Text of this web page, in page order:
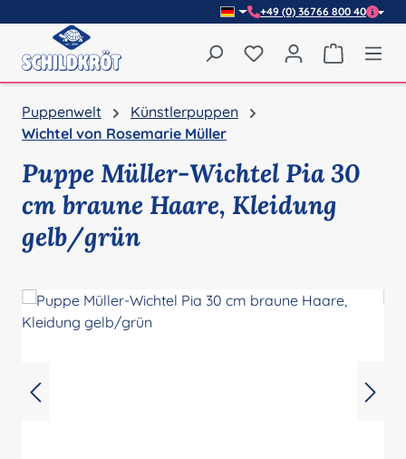
+49 (0) 36766 800 40
Du hast 0 Produkte
Puppenwelt
Künstlerpuppen
Wichtel von Rosemarie Müller
Puppe Müller-Wichtel Pia 30
cm braune Haare, Kleidung
gelb/grün